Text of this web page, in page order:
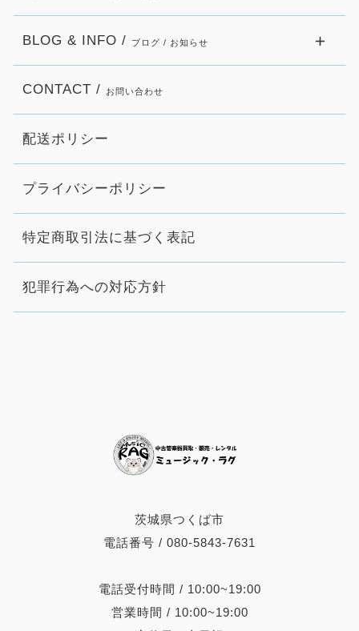
茨城県つくば市
電話番号 / 080-5843-7631
電話受付時間 / 10:00~19:00
営業時間 / 10:00~19:00
BLOG & INFO / ブログ / お知らせ
CONTACT / お問い合わせ
配送ポリシー
プライバシーポリシー
特定商取引法に基づく表記
犯罪行為への対応方針